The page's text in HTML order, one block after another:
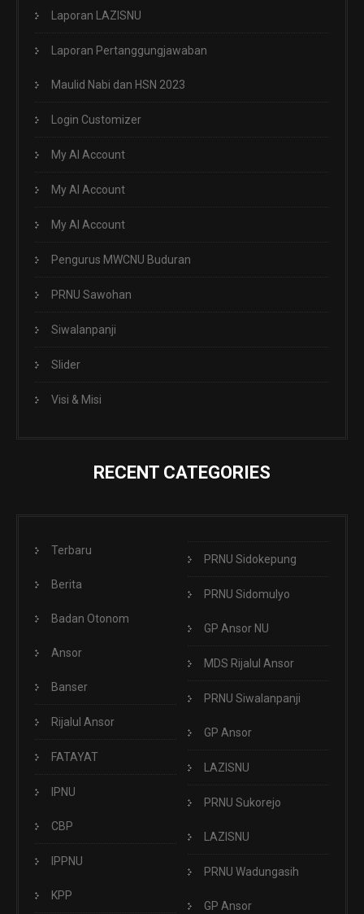
Laporan LAZISNU
Laporan Pertanggungjawaban
Maulid Nabi dan HSN 2023
Login Customizer
My AI Account
My AI Account
My AI Account
Pengurus MWCNU Buduran
PRNU Sawohan
Siwalanpanji
Slider
Visi & Misi
RECENT CATEGORIES
Terbaru
Berita
Badan Otonom
Ansor
Banser
Rijalul Ansor
FATAYAT
IPNU
CBP
IPPNU
KPP
PRNU Sidokepung
PRNU Sidomulyo
GP Ansor NU
MDS Rijalul Ansor
PRNU Siwalanpanji
GP Ansor
LAZISNU
PRNU Sukorejo
LAZISNU
PRNU Wadungasih
GP Ansor